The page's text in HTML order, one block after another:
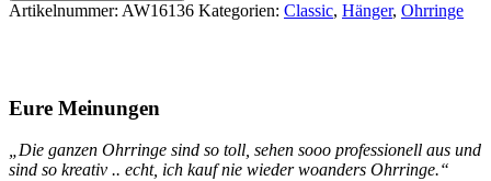
Artikelnummer: AW16136 Kategorien: Classic, Hänger, Ohrringe
Eure Meinungen
„Die ganzen Ohrringe sind so toll, sehen sooo professionell aus und
sind so kreativ .. echt, ich kauf nie wieder woanders Ohrringe.“